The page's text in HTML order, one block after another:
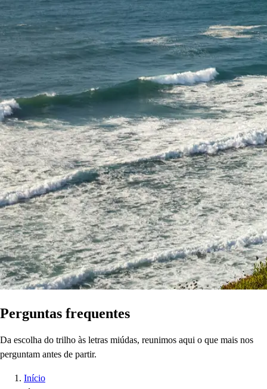
Perguntas frequentes
Da escolha do trilho às letras miúdas, reunimos aqui o que mais nos
perguntam antes de partir.
Início